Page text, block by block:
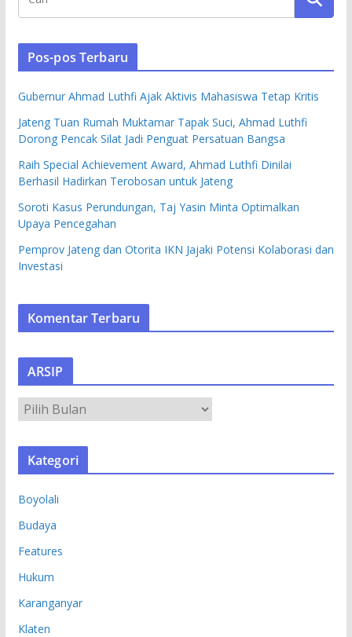
Pos-pos Terbaru
Gubernur Ahmad Luthfi Ajak Aktivis Mahasiswa Tetap Kritis
Jateng Tuan Rumah Muktamar Tapak Suci, Ahmad Luthfi
Dorong Pencak Silat Jadi Penguat Persatuan Bangsa
Raih Special Achievement Award, Ahmad Luthfi Dinilai
Berhasil Hadirkan Terobosan untuk Jateng
Soroti Kasus Perundungan, Taj Yasin Minta Optimalkan
Upaya Pencegahan
Pemprov Jateng dan Otorita IKN Jajaki Potensi Kolaborasi dan
Investasi
Komentar Terbaru
ARSIP
R
S
Kategori
Boyolali
Budaya
Features
Hukum
Karanganyar
Klaten